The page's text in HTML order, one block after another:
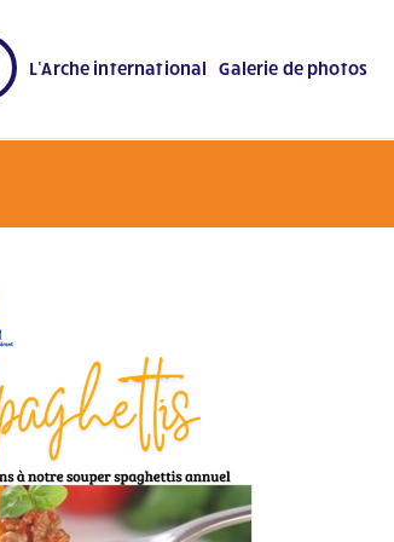
L’Arche international Galerie de photos